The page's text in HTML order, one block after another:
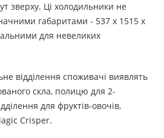
зверху. Ці холодильники не
габаритами - 537 x 1515 x
для невеликих
відділення споживачі виявлять
скла, полицю для 2-
для фруктів-овочів,
Crisper.